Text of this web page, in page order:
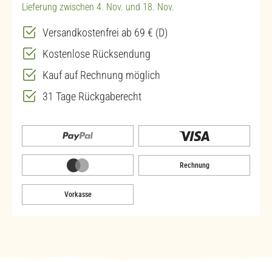
Lieferung zwischen 4. Nov. und 18. Nov.
Versandkostenfrei ab 69 € (D)
Kostenlose Rücksendung
Kauf auf Rechnung möglich
31 Tage Rückgaberecht
Rechnung
Vorkasse